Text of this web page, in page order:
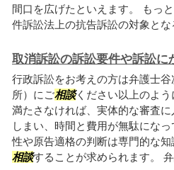
間口を広げたといえます。 もっ
件訴訟法上の抗告訴訟の対象と
取消訴訟の訴訟要件や訴訟に
行政訴訟をお考えの方は弁護士
所）にご相談ください以上のよ
満たさなければ、実体的な審査
しまい、時間と費用が無駄にな
性や原告適格の判断は専門的な
相談することが求められます。